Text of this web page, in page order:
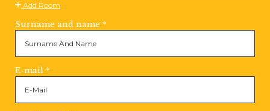
Add Room
Surname and name *
E-mail *